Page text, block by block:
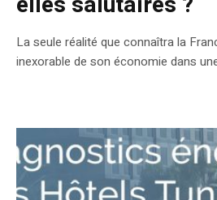
La seule réalité que connaîtra la
inexorable de son économie dans